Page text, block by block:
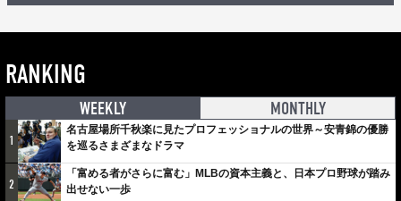
RANKING
WEEKLY MONTHLY
1
名古屋場所千秋楽に見たプロフェッショナルの世界～安青錦の優勝
を巡るさまざまなドラマ
2
「富める者がさらに富む」MLBの資本主義と、日本プロ野球が踏み
出せない一歩